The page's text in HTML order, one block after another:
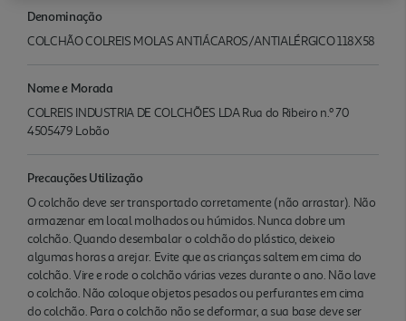
Denominação
COLCHÃO COLREIS MOLAS ANTIÁCAROS/ANTIALÉRGICO 118X58
Nome e Morada
COLREIS INDUSTRIA DE COLCHÕES LDA Rua do Ribeiro n.º 70
4505479 Lobão
Precauções Utilização
O colchão deve ser transportado corretamente (não arrastar). Não
armazenar em local molhados ou húmidos. Nunca dobre um
colchão. Quando desembalar o colchão do plástico, deixeio
algumas horas a arejar. Evite que as crianças saltem em cima do
colchão. Vire e rode o colchão várias vezes durante o ano. Não lave
o colchão. Não coloque objetos pesados ou perfurantes em cima
do colchão. Para o colchão não se deformar, a sua base deve ser